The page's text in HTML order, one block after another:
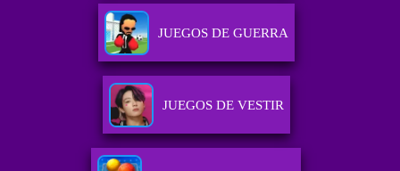
JUEGOS DE GUERRA
JUEGOS DE VESTIR